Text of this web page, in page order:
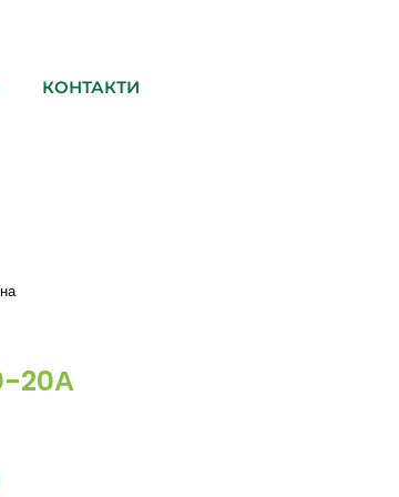
КОНТАКТИ
20А